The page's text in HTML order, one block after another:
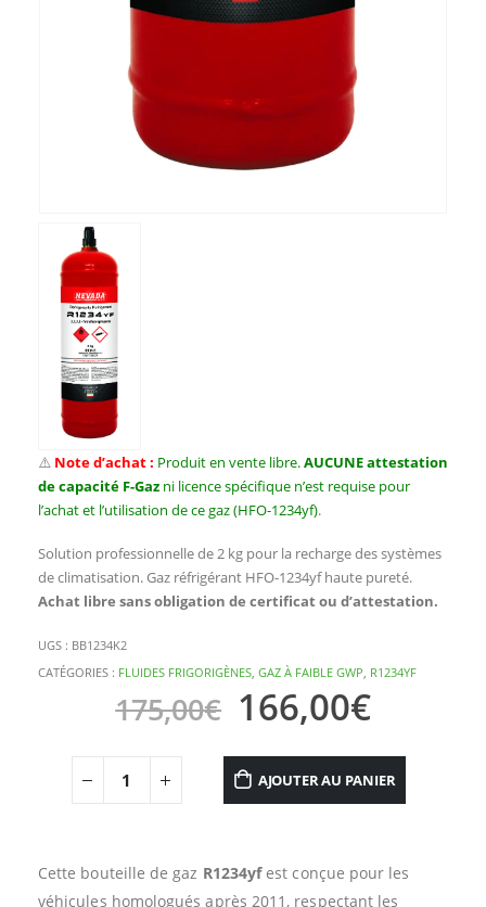
⚠️ Note d’achat : Produit en vente libre.AUCUNE attestation
de capacité F-Gaz ni licence spécifique n’est requise pour
l’achat et l’utilisation de ce gaz (HFO-1234yf).
Solution professionnelle de 2 kg pour la recharge des systèmes
de climatisation. Gaz réfrigérant HFO-1234yf haute pureté.
Achat libre sans obligation de certificat ou d’attestation.
UGS : BB1234K2
CATÉGORIES : FLUIDES FRIGORIGÈNES, GAZ À FAIBLE GWP, R1234YF
175,00€ 166,00€
AJOUTER AU PANIER
Cette bouteille de gaz R1234yfest conçue pour les
véhicules homologués après 2011, respectant les